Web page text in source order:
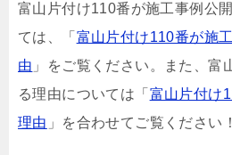
富山片付け110番が施工事例公
ては、「 富山片付け110番が施
由 」をご覧ください。また、富
る理由については「 富山片付け
理由 」を合わせてご覧ください！